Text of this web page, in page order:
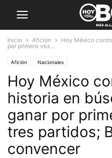
Inicio Afición
Hoy México
por primera vez...
Afición Nacionales
Hoy México
historia en
ganar por
tres partidos;
convencer